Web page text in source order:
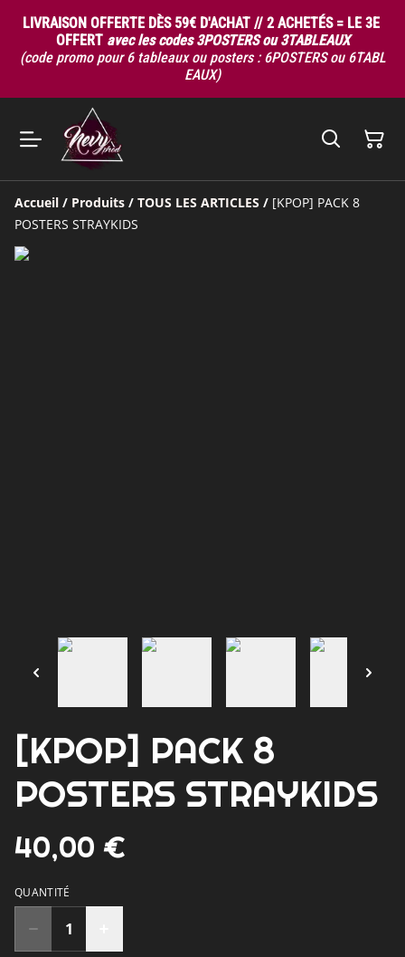
LIVRAISON OFFERTE DÈS 59€ D'ACHAT // 2 ACHETÉS = LE 3E
OFFERT avec les codes 3POSTERS ou 3TABLEAUX
(code promo pour 6 tableaux ou posters : 6POSTERS ou 6TABL
EAUX)
Accueil / Produits / TOUS LES ARTICLES / [KPOP] PACK 8
POSTERS STRAYKIDS
[KPOP] PACK 8
POSTERS STRAYKIDS
40,00 €
QUANTITÉ